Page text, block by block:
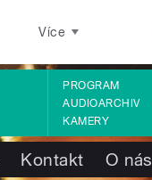
Více
PROGRAM
AUDIOARCHIV
KAMERY
Kontakt O nás